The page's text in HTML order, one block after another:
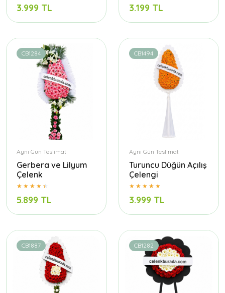
3.999 TL 3.199 TL
CB1284
Aynı Gün Teslimat
Gerbera ve Lilyum
Çelenk
5.899 TL
CB1494
Aynı Gün Teslimat
Turuncu Düğün Açılış
Çelengi
3.999 TL
CB1887 CB1282